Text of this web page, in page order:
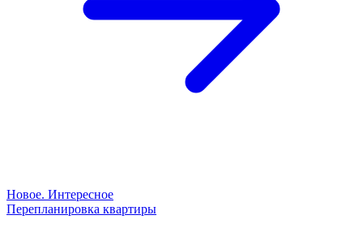
Новое. Интересное
Перепланировка квартиры